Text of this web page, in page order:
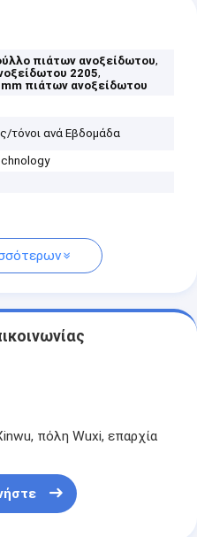
πιάτων ανοξείδωτου,
2205,
πιάτων ανοξείδωτου
τόνοι ανά Εβδομάδα
πόλη Wuxi, επαρχία